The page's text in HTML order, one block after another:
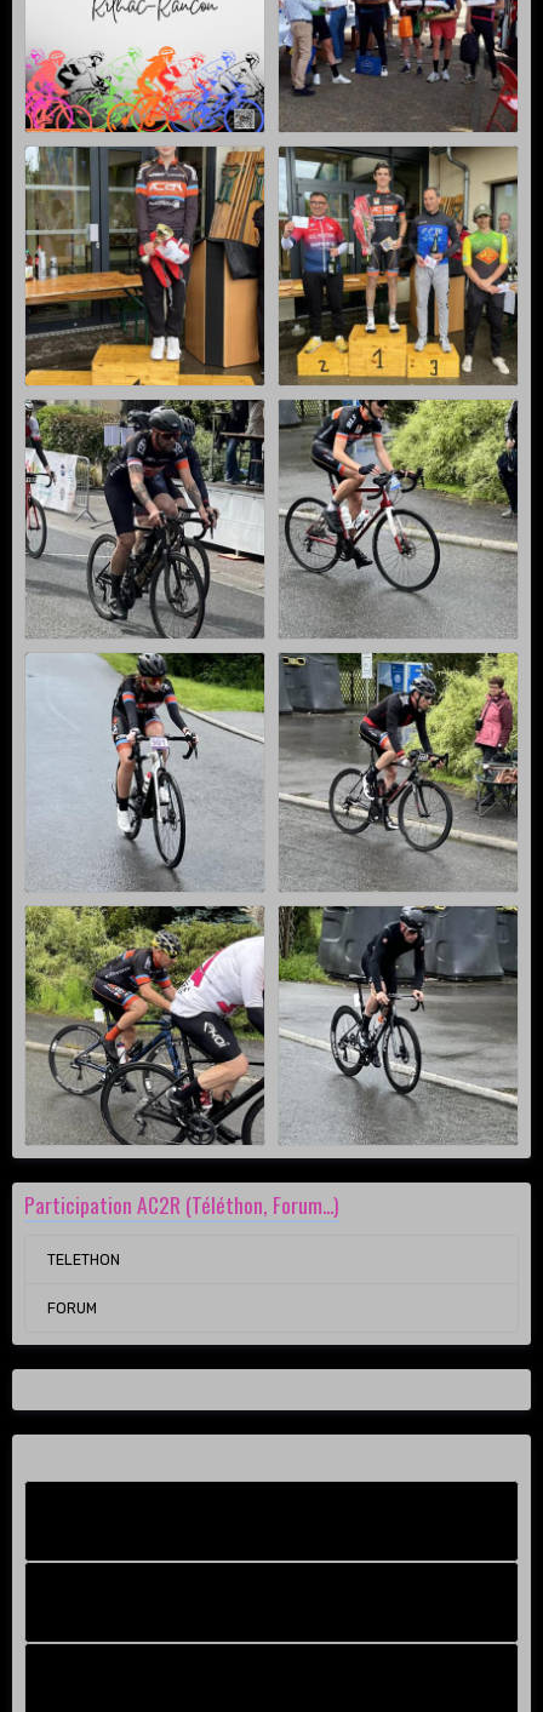
Participation AC2R (Téléthon, Forum...)
TELETHON
FORUM